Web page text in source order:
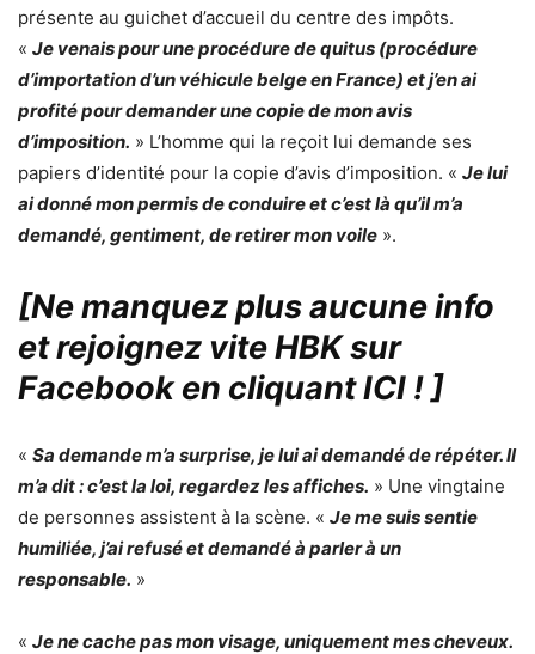
présente au guichet d’accueil du centre des impôts.
« Je venais pour une procédure de quitus (procédure
d’importation d’un véhicule belge en France) et j’en ai
profité pour demander une copie de mon avis
d’imposition. » L’homme qui la reçoit lui demande ses
papiers d’identité pour la copie d’avis d’imposition. « Je lui
ai donné mon permis de conduire et c’est là qu’il m’a
demandé, gentiment, de retirer mon voile ».
[Ne manquez plus aucune info
et rejoignez vite HBK sur
Facebook en cliquant ICI ! ]
« Sa demande m’a surprise, je lui ai demandé de répéter. Il
m’a dit : c’est la loi, regardez les affiches. » Une vingtaine
de personnes assistent à la scène. « Je me suis sentie
humiliée, j’ai refusé et demandé à parler à un
responsable. »
« Je ne cache pas mon visage, uniquement mes cheveux.